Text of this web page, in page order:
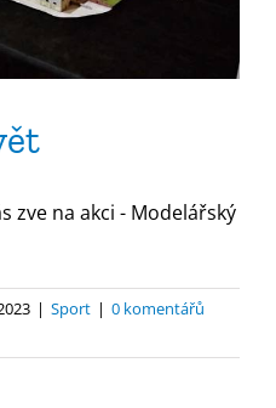
zve na akci - Modelářský
| Sport | 0 komentářů